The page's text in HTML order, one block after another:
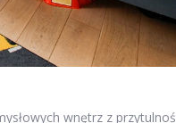
wnętrz z